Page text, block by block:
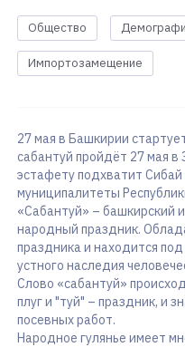
Общество
Импортозамещение
27 мая в Башкирии
сабантуй пройдёт 27 мая
эстафету подхватит
муниципалитеты
«Сабантуй» – башкирский
народный праздник.
праздника и находится
устного наследия
Слово «сабантуй»
плуг и "туй" – праздник, и
посевных работ.
Народное гулянье имеет